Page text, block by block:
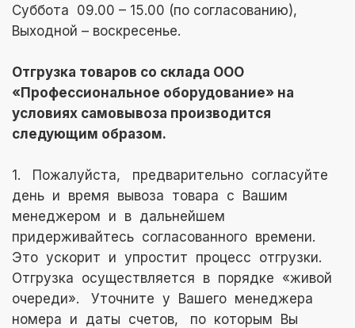
Суббота 09.00 – 15.00 (по согласованию),
Выходной – воскресенье.
Отгрузка товаров со склада ООО
«Профессиональное оборудование» на
условиях самовывоза производится
следующим образом.
1. Пожалуйста, предварительно согласуйте
день и время вывоза товара с Вашим
менеджером и в дальнейшем
придерживайтесь согласованного времени.
Это ускорит и упростит процесс отгрузки.
Отгрузка осуществляется в порядке «живой
очереди». Уточните у Вашего менеджера
номера и даты счетов, по которым Вы